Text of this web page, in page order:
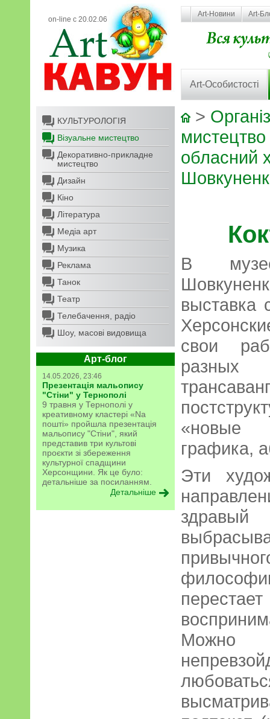
on-line с 20.02.06
Art-Новини Art-
Art-Особистості
КУЛЬТУРОЛОГІЯ
Візуальне мистецтво
Декоративно-прикладне
мистецтво
Дизайн
Кіно
Література
Медіа арт
Музика
Реклама
Танок
Театр
Телебачення, радіо
Шоу, масові видовища
Арт-блог
14.05.2026, 23:46
Презентація мальопису
"Стіни" у Тернополі
9 травня у Тернополі у
креативному кластері «Na
пошті» пройшла презентація
мальопису "Стіни", який
представив три культові
проєкти зі збереження
культурної спадщини
Херсонщини. Як це було:
детальніше за посиланням.
Детальніше
>
мистецтво
обласний
В
выставка
свои
«новые
графика,
Эти
здравый